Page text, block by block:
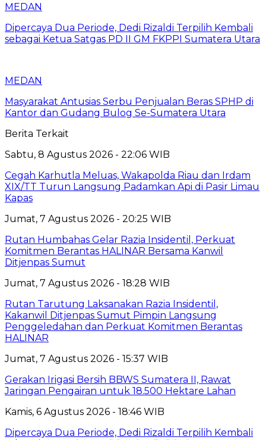
MEDAN
Dipercaya Dua Periode, Dedi Rizaldi Terpilih Kembali
sebagai Ketua Satgas PD II GM FKPPI Sumatera Utara
MEDAN
Masyarakat Antusias Serbu Penjualan Beras SPHP di
Kantor dan Gudang Bulog Se-Sumatera Utara
Berita Terkait
Sabtu, 8 Agustus 2026 - 22:06 WIB
Cegah Karhutla Meluas, Wakapolda Riau dan Irdam
XIX/TT Turun Langsung Padamkan Api di Pasir Limau
Kapas
Jumat, 7 Agustus 2026 - 20:25 WIB
Rutan Humbahas Gelar Razia Insidentil, Perkuat
Komitmen Berantas HALINAR Bersama Kanwil
Ditjenpas Sumut
Jumat, 7 Agustus 2026 - 18:28 WIB
Rutan Tarutung Laksanakan Razia Insidentil,
Kakanwil Ditjenpas Sumut Pimpin Langsung
Penggeledahan dan Perkuat Komitmen Berantas
HALINAR
Jumat, 7 Agustus 2026 - 15:37 WIB
Gerakan Irigasi Bersih BBWS Sumatera II, Rawat
Jaringan Pengairan untuk 18.500 Hektare Lahan
Kamis, 6 Agustus 2026 - 18:46 WIB
Dipercaya Dua Periode, Dedi Rizaldi Terpilih Kembali